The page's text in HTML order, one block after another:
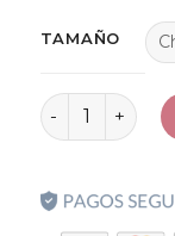
TAMAÑO
Juego de